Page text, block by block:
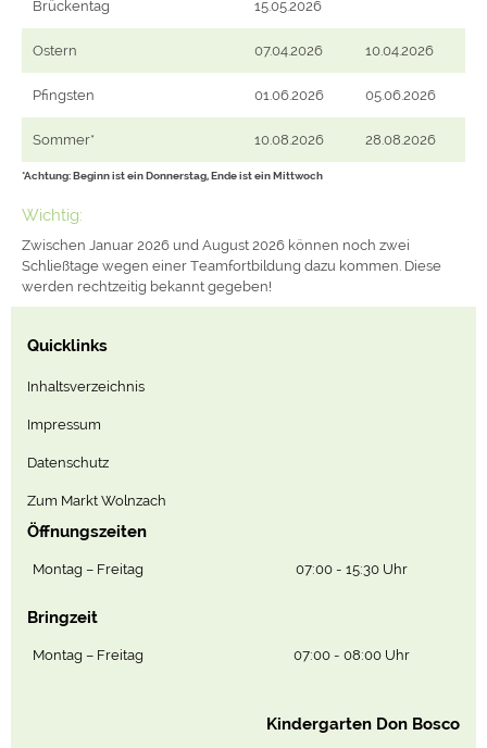
Brückentag 15.05.2026
Ostern 07.04.2026 10.04.2026
Pfingsten 01.06.2026 05.06.2026
Sommer* 10.08.2026 28.08.2026
*Achtung: Beginn ist ein Donnerstag, Ende ist ein Mittwoch
Wichtig:
Zwischen Januar 2026 und August 2026 können noch zwei
Schließtage wegen einer Teamfortbildung dazu kommen. Diese
werden rechtzeitig bekannt gegeben!
Quicklinks
Inhaltsverzeichnis
Impressum
Datenschutz
Zum Markt Wolnzach
Öffnungszeiten
Montag – Freitag 07:00 - 15:30 Uhr
Bringzeit
Montag – Freitag 07:00 - 08:00 Uhr
Kindergarten Don Bosco